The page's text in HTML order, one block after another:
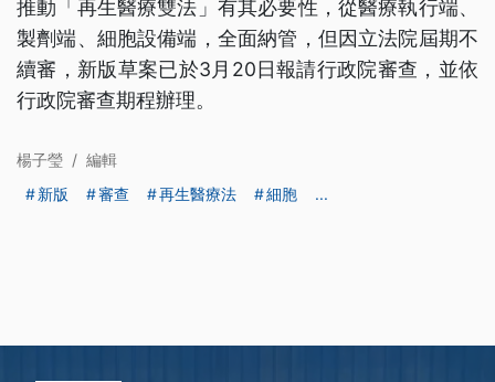
推動「再生醫療雙法」有其必要性，從醫療執行端、
製劑端、細胞設備端，全面納管，但因立法院屆期不
續審，新版草案已於3月20日報請行政院審查，並依
行政院審查期程辦理。
楊子瑩 / 編輯
新版
審查 再生醫療法 細胞 ...